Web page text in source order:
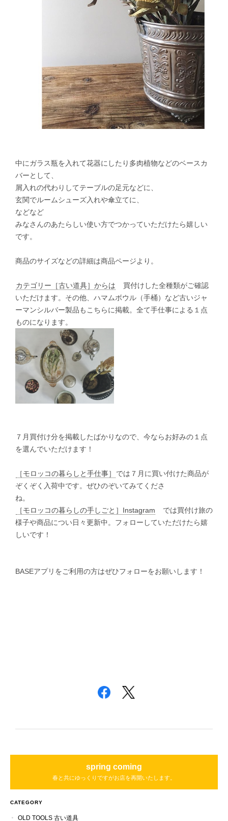
中にガラス瓶を入れて花器にしたり多肉植物などのベースカ
バーとして、
屑入れの代わりしてテーブルの足元などに、
玄関でルームシューズ入れや傘立てに、
などなど
みなさんのあたらしい使い方でつかっていただけたら嬉しい
です。
商品のサイズなどの詳細は商品ページより。
カテゴリー［古い道具］からは
買付けした全種類がご確認
いただけます。その他、ハマムボウル（手桶）など古いジャ
ーマンシルバー製品もこちらに掲載。全て手仕事による１点
ものになります。
７月買付け分を掲載したばかりなので、今ならお好みの１点
を選んでいただけます！
［モロッコの暮らしと手仕事］
では７月に買い付けた商品が
ぞくぞく入荷中です。ぜひのぞいてみてくださ
ね。
［モロッコの暮らしの手しごと］Instagram
では買付け旅の
様子や商品につい日々更新中。フォローしていただけたら嬉
しいです！
BASEアプリをご利用の方はぜひフォローをお願いします！
spring coming
春と共にゆっくりですがお店を再開いたします。
CATEGORY
OLD TOOLS 古い道具